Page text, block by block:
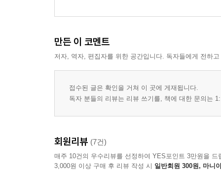
만든 이 코멘트
저자, 역자, 편집자를 위한 공간입니다. 독자들에게 전하
접수된 글은 확인을 거쳐 이 곳에 게재됩니다.
독자 분들의 리뷰는 리뷰 쓰기를, 책에 대한 문의는
회원리뷰 (7건)
매주 10건의 우수리뷰를 선정하여 YES포인트 3만원을 드
3,000원 이상 구매 후 리뷰 작성 시 일반회원 300원, 마니